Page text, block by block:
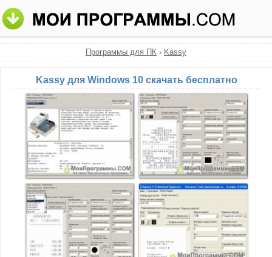
Программы для ПК › Kassy
Kassy для Windows 10 скачать бесплатно